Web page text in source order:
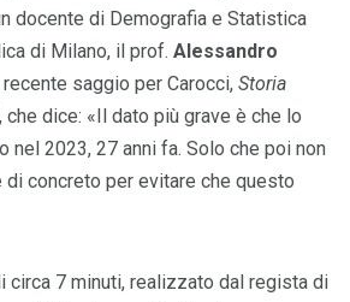
docente di Demografia e Statistica
di Milano, il prof. Alessandro
saggio per Carocci, Storia
che dice: «Il dato più grave è che lo
nel 2023, 27 anni fa. Solo che poi non
concreto per evitare che questo
circa 7 minuti, realizzato dal regista di